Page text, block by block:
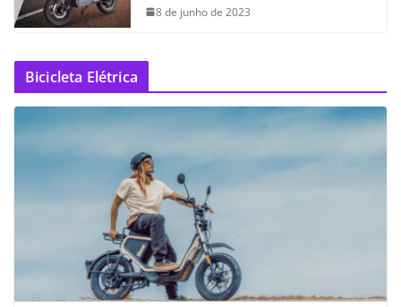
8 de junho de 2023
Bicicleta Elétrica